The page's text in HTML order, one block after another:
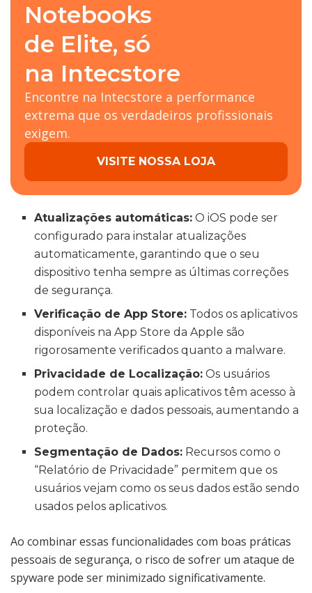
Notebooks
de Elite, só
na Intecstore
Encontre na Intecstore a performance
extrema que os verdadeiros profissionais
exigem.
VISITE NOSSA LOJA
Atualizações automáticas: O iOS pode ser
configurado para instalar atualizações
automaticamente, garantindo que o seu
dispositivo tenha sempre as últimas correções
de segurança.
Verificação de App Store: Todos os aplicativos
disponíveis na App Store da Apple são
rigorosamente verificados quanto a malware.
Privacidade de Localização: Os usuários
podem controlar quais aplicativos têm acesso à
sua localização e dados pessoais, aumentando a
proteção.
Segmentação de Dados: Recursos como o
“Relatório de Privacidade” permitem que os
usuários vejam como os seus dados estão sendo
usados pelos aplicativos.
Ao combinar essas funcionalidades com boas práticas
pessoais de segurança, o risco de sofrer um ataque de
spyware pode ser minimizado significativamente.